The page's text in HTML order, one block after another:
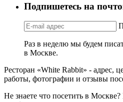
Подпишетесь на
Раз в неделю мы будем
в Москве.
Ресторан «White Rabbit» - адрес,
работы, фотографии и отзывы
Не знаете что посетить в